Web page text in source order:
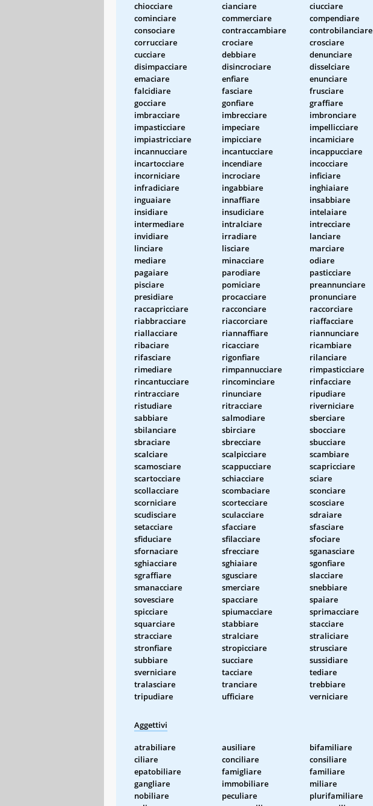
chiocciare
cianciare ciucciare
cominciare
commerciare compendiare
consociare
contraccambiare controbilanciare
corrucciare
crociare crosciare
cucciare
debbiare denunciare
disimpacciare
disincrociare disselciare
emaciare
enfiare enunciare
falcidiare
fasciare frusciare
gocciare
gonfiare graffiare
imbracciare
imbrecciare imbronciare
impasticciare
impeciare impellicciare
impiastricciare
impicciare incamiciare
incannucciare
incantucciare incappucciare
incartocciare
incendiare incocciare
incorniciare
incrociare inficiare
infradiciare
ingabbiare inghiaiare
inguaiare
innaffiare insabbiare
insidiare
insudiciare intelaiare
intermediare
intralciare intrecciare
invidiare
irradiare lanciare
linciare
lisciare marciare
mediare
minacciare odiare
pagaiare
parodiare pasticciare
pisciare
pomiciare preannunciare
presidiare
procacciare pronunciare
raccapricciare
racconciare raccorciare
riabbracciare
riaccorciare riaffacciare
riallacciare
riannaffiare riannunciare
ribaciare
ricacciare ricambiare
rifasciare
rigonfiare rilanciare
rimediare
rimpannucciare rimpasticciare
rincantucciare
rincominciare rinfacciare
rintracciare
rinunciare ripudiare
ristudiare
ritracciare riverniciare
sabbiare
salmodiare sberciare
sbilanciare
sbirciare sbocciare
sbraciare
sbrecciare sbucciare
scalciare
scalpicciare scambiare
scamosciare
scappucciare scapricciare
scartocciare
schiacciare sciare
scollacciare
scombaciare sconciare
scorniciare
scortecciare scosciare
scudisciare
sculacciare sdraiare
setacciare
sfacciare sfasciare
sfiduciare
sfilacciare sfociare
sfornaciare
sfrecciare sganasciare
sghiacciare
sghiaiare sgonfiare
sgraffiare
sgusciare slacciare
smanacciare
smerciare snebbiare
sovesciare
spacciare spaiare
spicciare
spiumacciare sprimacciare
squarciare
stabbiare stacciare
stracciare
stralciare straliciare
stronfiare
stropicciare strusciare
subbiare
succiare sussidiare
sverniciare
tacciare tediare
tralasciare
tranciare trebbiare
tripudiare
ufficiare verniciare
Aggettivi
atrabiliare ausiliare bifamiliare
ciliare
conciliare consiliare
epatobiliare
famigliare familiare
gangliare
immobiliare miliare
nobiliare
peculiare plurifamiliare